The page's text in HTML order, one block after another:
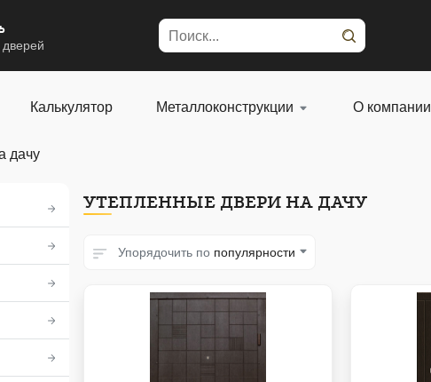
Калькулятор Металлоконструкции О компании
дачу
УТЕПЛЕННЫЕ ДВЕРИ НА ДАЧУ
Упорядочить по популярности